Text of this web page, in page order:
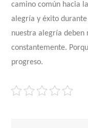
camino común hacia
alegría y éxito
nuestra alegría deben
constantemente.
progreso.